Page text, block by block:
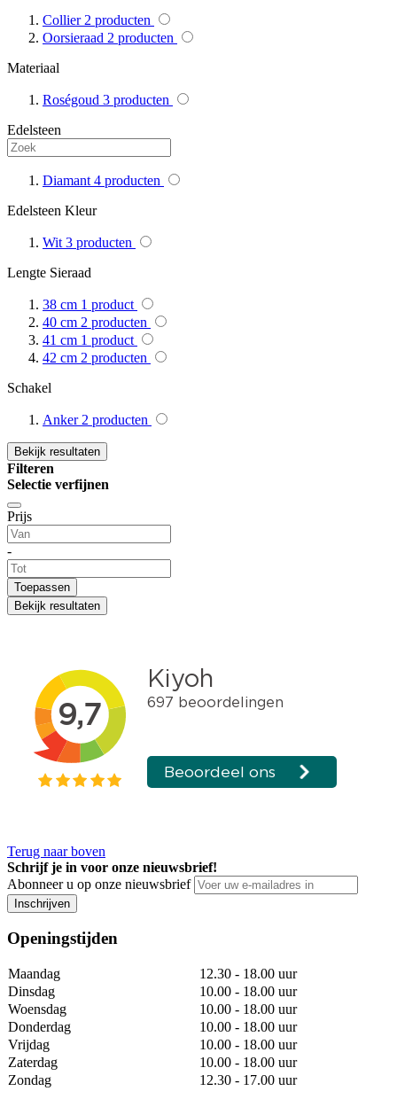
Collier 2 producten
Oorsieraad 2 producten
Materiaal
Roségoud 3 producten
Edelsteen
Diamant 4 producten
Edelsteen Kleur
Wit 3 producten
Lengte Sieraad
38 cm 1 product
40 cm 2 producten
41 cm 1 product
42 cm 2 producten
Schakel
Anker 2 producten
Bekijk resultaten
Filteren
Selectie verfijnen
Prijs
-
Toepassen
Bekijk resultaten
Terug naar boven
Schrijf je in voor onze nieuwsbrief!
Abonneer u op onze nieuwsbrief
Inschrijven
Openingstijden
Maandag
12.30 - 18.00 uur
Dinsdag
10.00 - 18.00 uur
Woensdag
10.00 - 18.00 uur
Donderdag
10.00 - 18.00 uur
Vrijdag
10.00 - 18.00 uur
Zaterdag
10.00 - 18.00 uur
Zondag
12.30 - 17.00 uur